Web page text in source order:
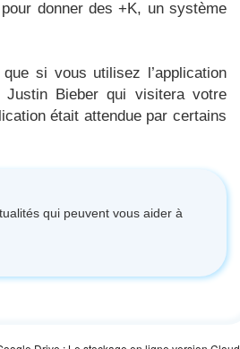
donner des +K, un système
si vous utilisez l’application
Bieber qui visitera votre
était attendue par certains
qui peuvent vous aider à